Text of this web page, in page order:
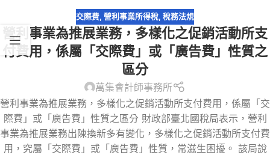
交際費, 營利事業所得稅, 稅務法規
營利事業為推展業務，多樣化之促銷活動所支
付費用，係屬「交際費」或「廣告費」性質之
區分
萬集會計師事務所
營利事業為推展業務，多樣化之促銷活動所支付費用，係屬「交
際費」或「廣告費」性質之區分 財政部臺北國稅局表示，營利
事業為推展業務出陳換新多有變化，多樣化之促銷活動所支付費
用，究屬「交際費」或「廣告費」性質，常滋生困擾。 該局說